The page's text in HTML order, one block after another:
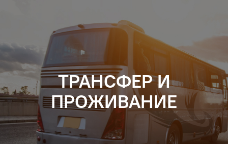
ТРАНСФЕР И
ПРОЖИВАНИЕ